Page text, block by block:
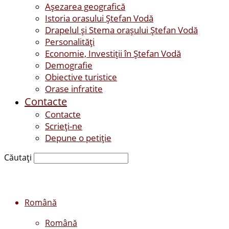
Așezarea geografică
Istoria orasului Ştefan Vodă
Drapelul şi Stema oraşului Ştefan Vodă
Personalităţi
Economie, Investiţii în Ştefan Vodă
Demografie
Obiective turistice
Orase infratite
Contacte
Contacte
Scrieți-ne
Depune o petiție
Căutați
Română
Română